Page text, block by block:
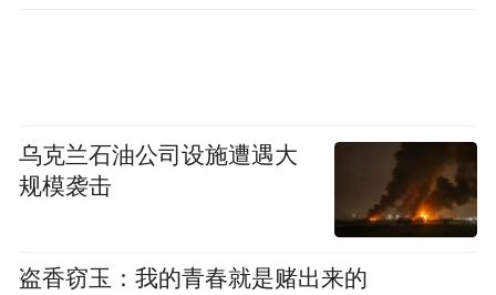
乌克兰石油公司设施遭遇大
规模袭击
盗香窃玉：我的青春就是赌出来的